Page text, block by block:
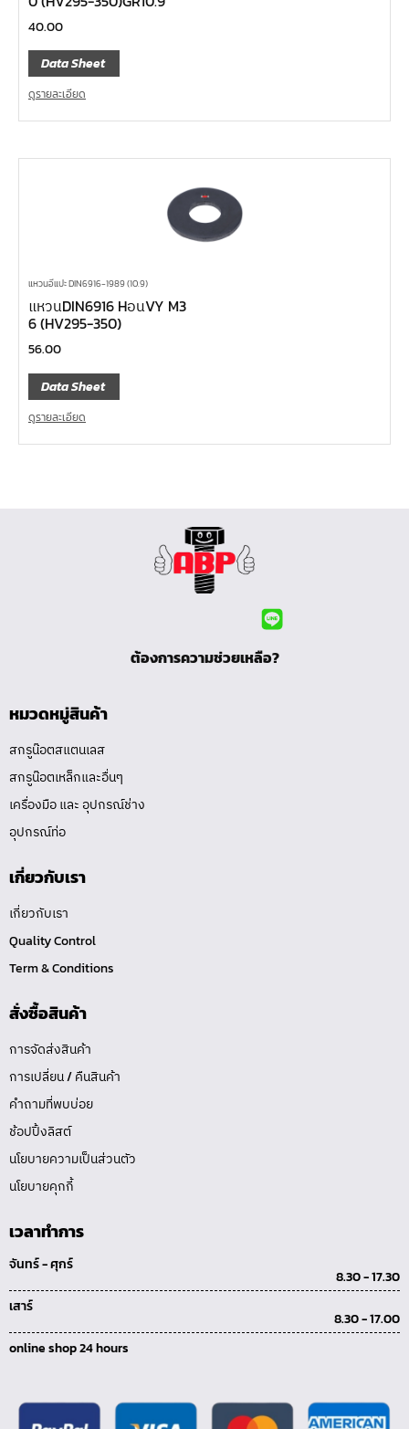
40.00
Data Sheet
ดูรายละเอียด
แหวนอีแปะ DIN6916-1989 (10.9)
แหวนDIN6916 HอนVY M3
6 (HV295-350)
56.00
Data Sheet
ดูรายละเอียด
ต้องการความช่วยเหลือ?
หมวดหมู่สินค้า
สกรูน๊อตสแตนเลส
สกรูน๊อตเหล็กและอื่นๆ
เครื่องมือ และ อุปกรณ์ช่าง
อุปกรณ์ท่อ
เกี่ยวกับเรา
เกี่ยวกับเรา
Quality Control
Term & Conditions
สั่งซื้อสินค้า
การจัดส่งสินค้า
การเปลี่ยน / คืนสินค้า
คำถามที่พบบ่อย
ช้อปปิ้งลิสต์
นโยบายความเป็นส่วนตัว
นโยบายคุกกี้
เวลาทำการ
จันทร์ - ศุกร์
8.30 - 17.30
เสาร์
8.30 - 17.00
online shop 24 hours